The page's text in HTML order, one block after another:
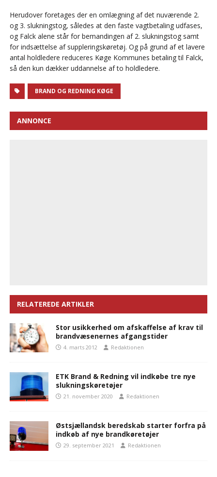
Herudover foretages der en omlægning af det nuværende 2.
og 3. slukningstog, således at den faste vagtbetaling udfases,
og Falck alene står for bemandingen af 2. slukningstog samt
for indsættelse af suppleringskøretøj. Og på grund af et lavere
antal holdledere reduceres Køge Kommunes betaling til Falck,
så den kun dækker uddannelse af to holdledere.
BRAND OG REDNING KØGE
ANNONCE
RELATEREDE ARTIKLER
Stor usikkerhed om afskaffelse af krav til
brandvæsenernes afgangstider
4. marts 2012 Redaktionen
ETK Brand & Redning vil indkøbe tre nye
slukningskøretøjer
21. november 2020 Redaktionen
Østsjællandsk beredskab starter forfra på
indkøb af nye brandkøretøjer
29. september 2021 Redaktionen